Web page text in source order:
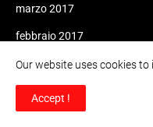
marzo 2017
febbraio 2017
gennaio 2017
dicembre 2016
Our website uses cookies to
Accept !